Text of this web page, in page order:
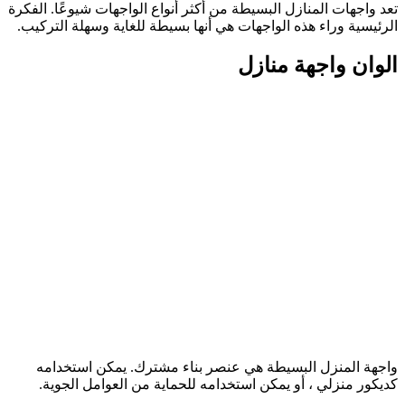
تعد واجهات المنازل البسيطة من أكثر أنواع الواجهات شيوعًا. الفكرة
الرئيسية وراء هذه الواجهات هي أنها بسيطة للغاية وسهلة التركيب.
الوان واجهة منازل
واجهة المنزل البسيطة هي عنصر بناء مشترك. يمكن استخدامه
كديكور منزلي ، أو يمكن استخدامه للحماية من العوامل الجوية.